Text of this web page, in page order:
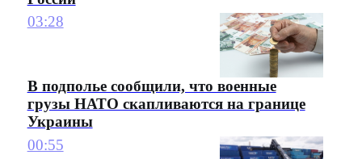
03:28
В подполье сообщили, что военные
грузы НАТО скапливаются на границе
Украины
00:55